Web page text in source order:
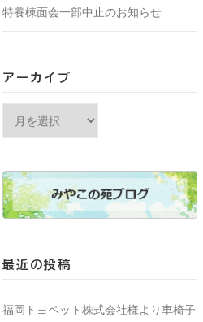
特養棟面会一部中止のお知らせ
アーカイブ
アーカイブ
最近の投稿
福岡トヨペット株式会社様より車椅子